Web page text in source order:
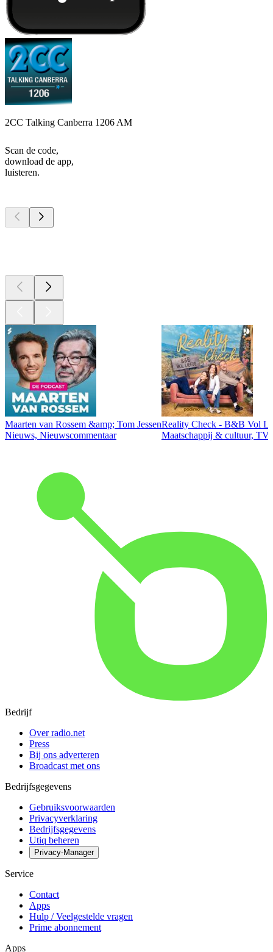
2CC Talking Canberra 1206 AM
Scan de code,
download de app,
luisteren.
Maarten van Rossem &amp; Tom Jessen
Nieuws, Nieuwscommentaar
Reality Check - B&B Vol
Maatschappij & cultuur,
Bedrijf
Over radio.net
Press
Bij ons adverteren
Broadcast met ons
Bedrijfsgegevens
Gebruiksvoorwaarden
Privacyverklaring
Bedrijfsgegevens
Utiq beheren
Privacy-Manager
Service
Contact
Apps
Hulp / Veelgestelde vragen
Prime abonnement
Apps